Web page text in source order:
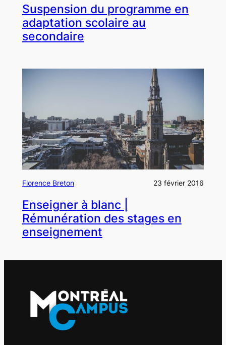
Suspension du programme en
adaptation scolaire au
secondaire
Florence Breton 23 février 2016
Enseigner à blanc |
Rémunération des stages en
enseignement